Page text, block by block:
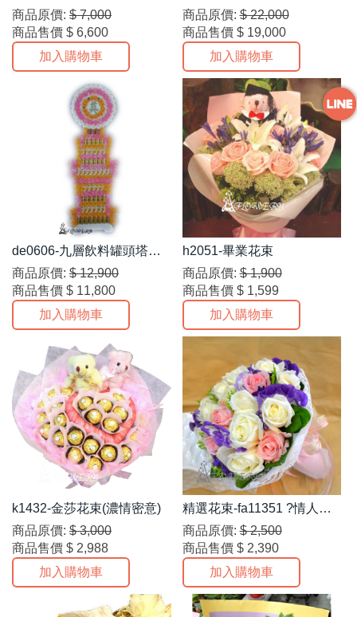
商品原價: $ 7,000
商品售價 $ 6,600
加入購物車
商品原價: $ 22,000
商品售價 $ 19,000
加入購物車
de0606-九層飲料罐頭塔乙
對
商品原價: $ 12,900
商品售價 $ 11,800
加入購物車
h2051-畢業花束
商品原價: $ 1,900
商品售價 $ 1,599
加入購物車
k1432-金莎花束(濃情密意)
商品原價: $ 3,000
商品售價 $ 2,988
加入購物車
精選花束-fa11351 ?情人節
促銷花束再特價??
商品原價: $ 2,500
商品售價 $ 2,390
加入購物車